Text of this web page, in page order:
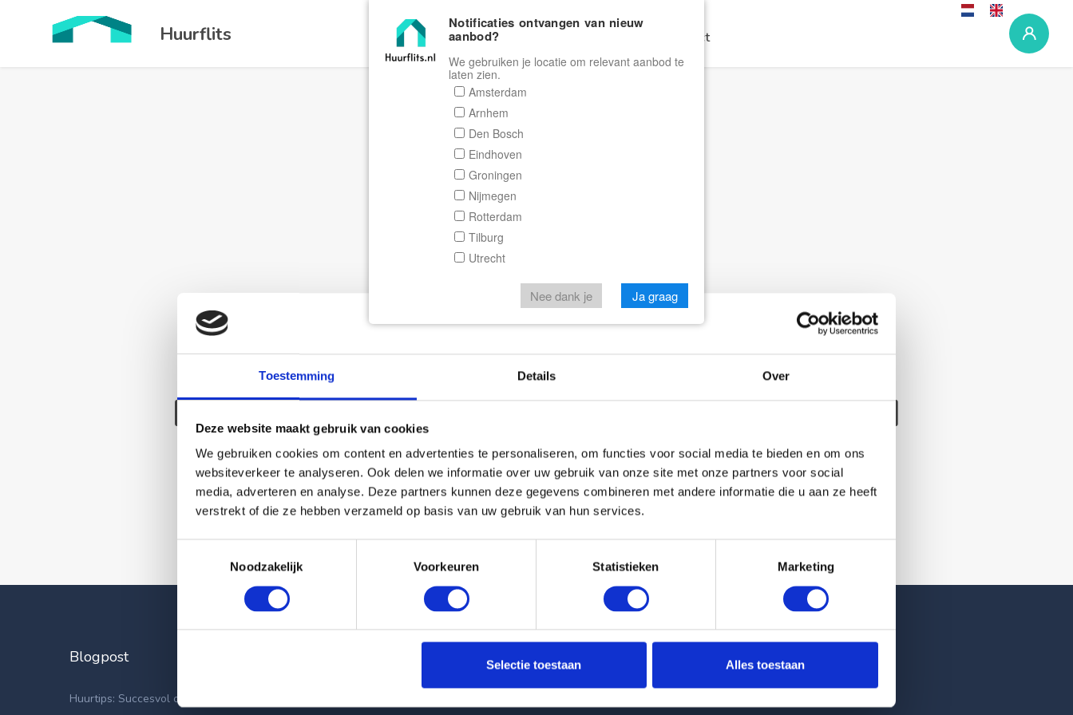
Toestemming Details Over
Deze website maakt gebruik van cookies
We gebruiken cookies om content en advertenties te personaliseren, om functies voor social media te bieden en om ons
websiteverkeer te analyseren. Ook delen we informatie over uw gebruik van onze site met onze partners voor social
media, adverteren en analyse. Deze partners kunnen deze gegevens combineren met andere informatie die u aan ze heeft
verstrekt of die ze hebben verzameld op basis van uw gebruik van hun services.
Noodzakelijk
Voorkeuren Statistieken Marketing
Selectie toestaan Alles toestaan
Huurflits Home Zoeken Contact
Deze woning is helaas verhuurd/verwijderd
Pagina niet gevonden
Terug naar woningoverzicht
Blogpost
Huurtips: Succesvol op zoek naar een nieuwe
Reviews
Notificaties ontvangen van nieuw
aanbod?
We gebruiken je locatie om relevant aanbod te
laten zien.
Amsterdam
Arnhem
Den Bosch
Eindhoven
Groningen
Nijmegen
Rotterdam
Tilburg
Utrecht
Nee dank je Ja graag